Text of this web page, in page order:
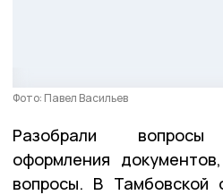
Фото: Павел Васильев
Разобрали вопросы
оформления
вопросы. В Тамбовской